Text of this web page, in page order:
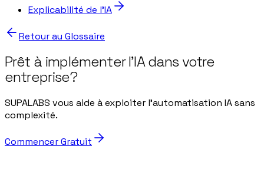
Explicabilité de l'IA
Retour au Glossaire
Prêt à implémenter l'IA dans votre
entreprise?
SUPALABS vous aide à exploiter l'automatisation IA sans
complexité.
Commencer Gratuit